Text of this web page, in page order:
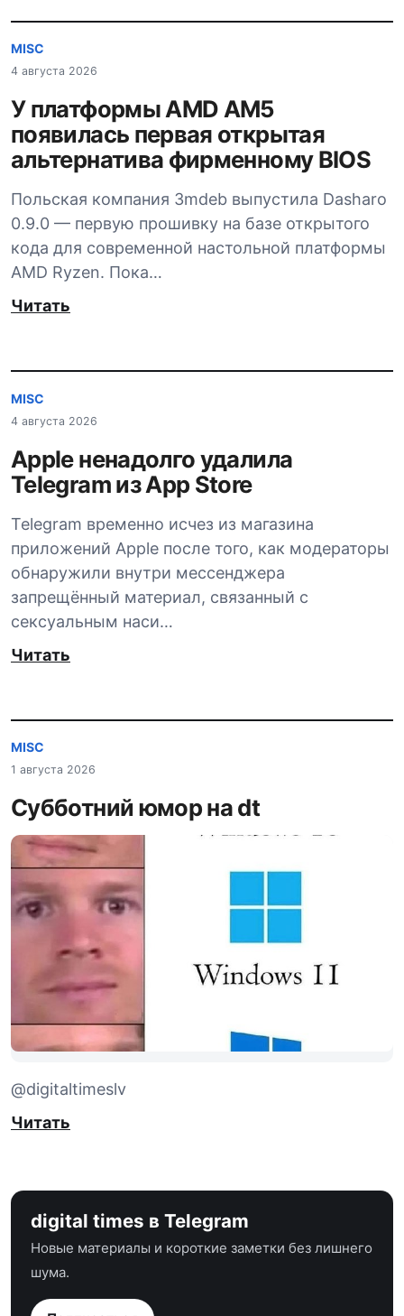
MISC
4 августа 2026
У платформы AMD AM5
появилась первая открытая
альтернатива фирменному BIOS
Польская компания 3mdeb выпустила Dasharo
0.9.0 — первую прошивку на базе открытого
кода для современной настольной платформы
AMD Ryzen. Пока…
Читать
MISC
4 августа 2026
Apple ненадолго удалила
Telegram из App Store
Telegram временно исчез из магазина
приложений Apple после того, как модераторы
обнаружили внутри мессенджера
запрещённый материал, связанный с
сексуальным наси…
Читать
MISC
1 августа 2026
Субботний юмор на dt
@digitaltimeslv
Читать
digital times в Telegram
Новые материалы и короткие заметки без лишнего
шума.